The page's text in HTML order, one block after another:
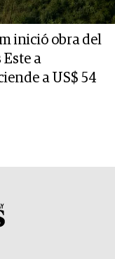
inició obra del
a
a US$ 54